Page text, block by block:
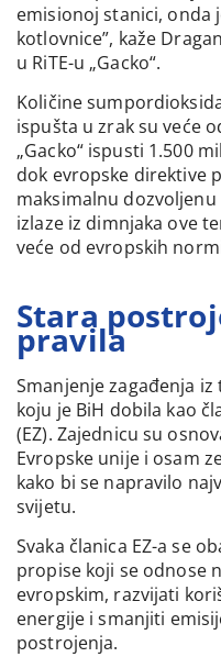
emisionoj stanici, onda
kotlovnice”, kaže
u RiTE-u „Gacko“.
Količine
ispušta u zrak su veće
„Gacko“ ispusti 1.500
dok evropske direktive
maksimalnu
izlaze iz dimnjaka ove
veće od evropskih
Stara
pravila
Smanjenje zagađenja
koju je BiH dobila kao
(EZ). Zajednicu su
Evropske unije i osam
kako bi se napravilo
svijetu.
Svaka članica EZ-a se
propise koji se odnose
evropskim, razvijati
energije i smanjiti
postrojenja.